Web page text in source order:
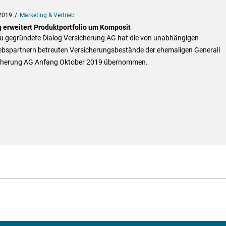
Marketing & Vertrieb
erweitert Produktportfolio um Komposit
gegründete Dialog Versicherung AG hat die von unabhängigen
betreuten Versicherungsbestände der ehemaligen Generali
AG Anfang Oktober 2019 übernommen.